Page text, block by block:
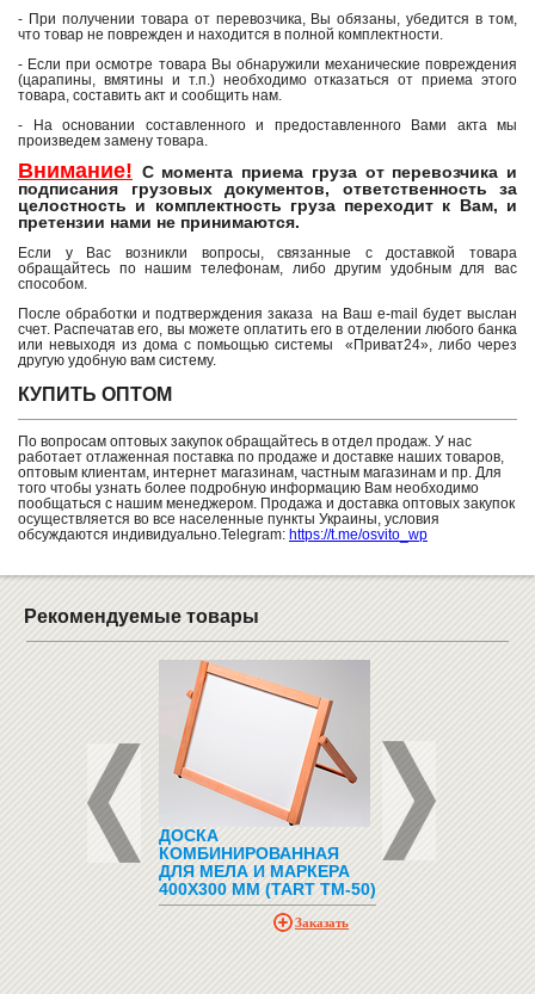
- При получении товара от перевозчика, Вы обязаны, убедится в том,
что товар не поврежден и находится в полной комплектности.
- Если при осмотре товара Вы обнаружили механические повреждения
(царапины, вмятины и т.п.) необходимо отказаться от приема этого
товара, составить акт и сообщить нам.
- На основании составленного и предоставленного Вами акта мы
произведем замену товара.
Внимание! С момента приема груза от перевозчика и
подписания грузовых документов, ответственность за
целостность и комплектность груза переходит к Вам, и
претензии нами не принимаются.
Если у Вас возникли вопросы, связанные с доставкой товара
обращайтесь по нашим телефонам, либо другим удобным для вас
способом.
После обработки и подтверждения заказа на Ваш e-mail будет выслан
счет. Распечатав его, вы можете оплатить его в отделении любого банка
или невыходя из дома с помьощью системы «Приват24», либо через
другую удобную вам систему.
КУПИТЬ ОПТОМ
По вопросам оптовых закупок обращайтесь в отдел продаж. У нас
работает отлаженная поставка по продаже и доставке наших товаров,
оптовым клиентам, интернет магазинам, частным магазинам и пр. Для
того чтобы узнать более подробную информацию Вам необходимо
пообщаться с нашим менеджером. Продажа и доставка оптовых закупок
осуществляется во все населенные пункты Украины, условия
обсуждаются индивидуально.Telegram: https://t.me/osvito_wp
Рекомендуемые товары
ПРОБКОВАЯ
ДОСКА
КОМБИНИРОВАННАЯ
ДЛЯ МЕЛА И МАРКЕРА
400Х300 ММ (TART ТМ-50)
Заказать
СВЕТИЛЬНИК ДЛЯ
ШКОЛЬНЫХ